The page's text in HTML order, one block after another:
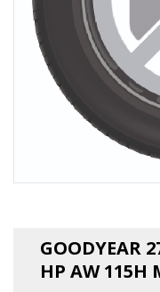
GOODYEAR
HP AW 115H
galleria